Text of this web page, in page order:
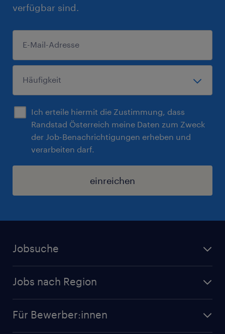
verfügbar sind.
Ich erteile hiermit die Zustimmung, dass
Randstad Österreich meine Daten zum Zweck
der Job-Benachrichtigungen erheben und
verarbeiten darf.
einreichen
Jobsuche
Initiativbewerbung
Jobs nach Region
Für Bewerber:innen